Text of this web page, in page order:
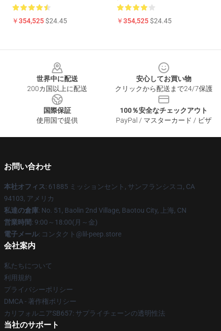
￥354,525$24.45 ￥354,525$24.45
世界中に配送
200カ国以上に配送
安心してお買い物
クリックから配送まで24/7保護
国際保証
使用国で提供
100％安全なチェックアウト
PayPal / マスターカード / ビザ
お問い合わせ
本社オフィス: 61885 ミッションセント, サンフランシスコ, CA
94103, アメリカ
私達の倉庫: No. 51, Baolin 2nd Village, Baotou City, 上海, CN
営業時間: 9:00～18:00(月～金)
電子メール: コンタクト@lil-peep.store
会社案内
私たちについて
利用規約
プライバシーポリシー
DMCA - 著作権ポリシー
カリフォルニアSB657: サプライチェーンの透明性法
当社のサポート